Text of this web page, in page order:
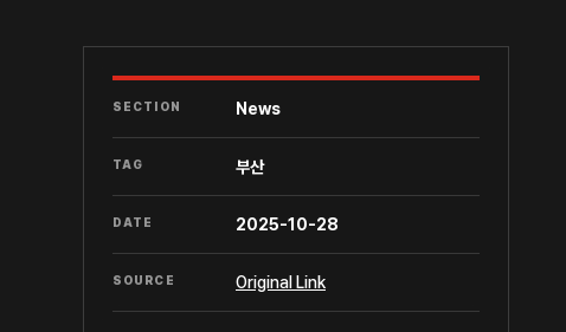
SECTION News
TAG 부산
DATE 2025-10-28
SOURCE Original Link